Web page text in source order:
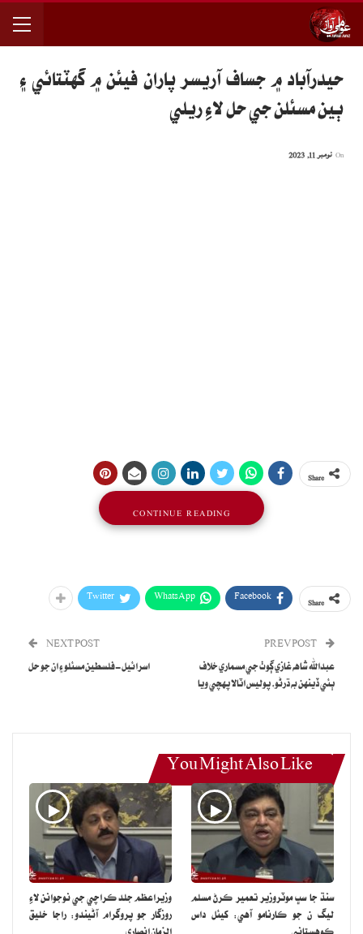
حيدرآباد ۾ جساف آريسر پاران فيئن ۾ گهٽتائي ۽
ٻين مسئلن جي حل لاءِ ريلي
Facebook
WhatsApp
Twitter
عبدالله شاهه غازي ڳوٺ جي مسماري خلاف
ٻئي ڏينهن به ڌرڻو، پوليس اٽالا پهچي ويا
NEXT POST
اسرائيل-فلسطين مسئلو ۽ ان جو حل
You Might Also Like
سنڌ جا سڀ موٽروزير تعمير ڪرڻ مسلم
ليگ ن جو ڪارنامو آهي: کيئل داس
وزيراعظم جلد ڪراچي جي نوجوانن لاءِ
روزگار جو پروگرام آڻيندو: راجا خليق